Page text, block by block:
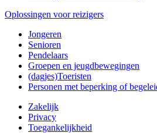
Oplossingen voor reizigers
Jongeren
Senioren
Pendelaars
Groepen en jeugdbewegingen
(dagjes)Toeristen
Personen met beperking of
Zakelijk
Privacy
Toegankelijkheid